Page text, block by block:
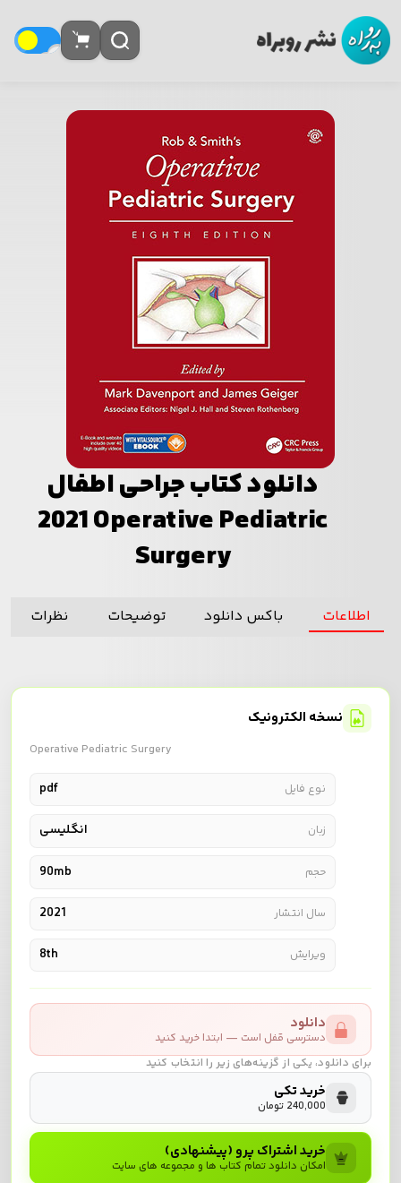
دانلود کتاب جراحی اطفال 2021 Operative Pediatric Surgery
دانلود کتاب جراحی اطفال
2021 Operative Pediatric
Surgery
اطلاعات باکس دانلود توضیحات نظرات
دانلود کتاب جراحی اطفال 2021 Operative Pediatric Surgery
نسخه الکترونیک
Operative Pediatric Surgery
نوع فایل pdf
زبان انگلیسی
حجم 90mb
سال انتشار 2021
ویرایش 8th
دانلود
دسترسی قفل است — ابتدا خرید کنید
برای دانلود، یکی از گزینه‌های زیر را انتخاب کنید
خرید تکی
240,000 تومان
خرید اشتراک پرو (پیشنهادی)
امکان دانلود تمام کتاب ها و مجموعه های سایت